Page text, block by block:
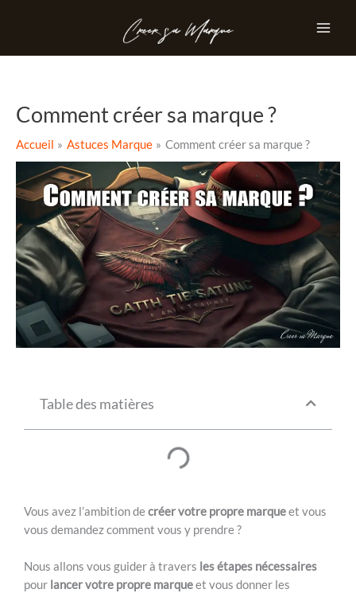
Comment créer sa marque ?
Accueil Astuces Marque Comment créer sa marque ?
Table des matières
Vous avez l’ambition decréer votre propre marqueet vous
vous demandez comment vous y prendre ?
Nous allons vous guider à travers les étapes nécessaires
pour lancer votre propre marqueet vous donner les